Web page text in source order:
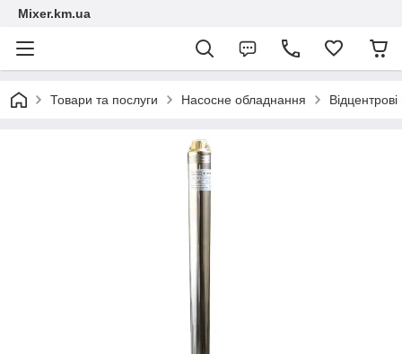
Mixer.km.ua
Товари та послуги Насосне обладнання